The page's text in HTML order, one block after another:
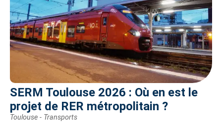
SERM Toulouse 2026 : Où en est le
projet de RER métropolitain ?
Toulouse - Transports